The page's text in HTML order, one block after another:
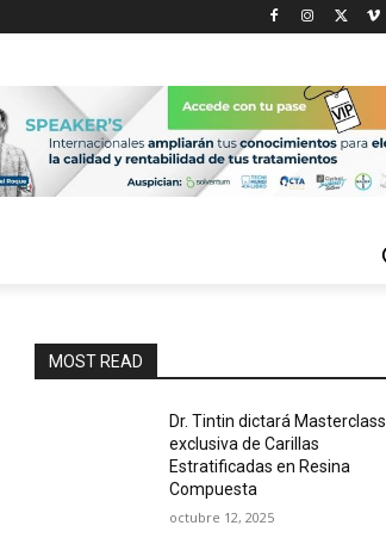
MOST READ
Dr. Tintin dictará Masterclass
exclusiva de Carillas
Estratificadas en Resina
Compuesta
octubre 12, 2025